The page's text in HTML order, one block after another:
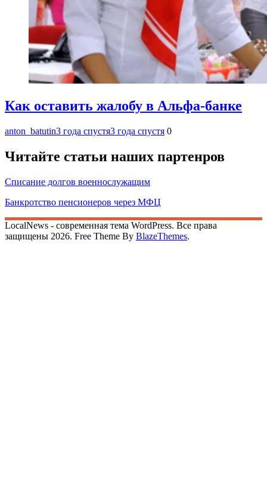
Как оставить жалобу в Альфа-банке
anton_batutin3 года спустя3 года спустя 0
Читайте статьи наших партенров
Списание долгов военнослужащим
Банкротство пенсионеров через МФЦ
LocalNews - современная тема WordPress. Все права
защищены 2026. Free Theme By BlazeThemes.